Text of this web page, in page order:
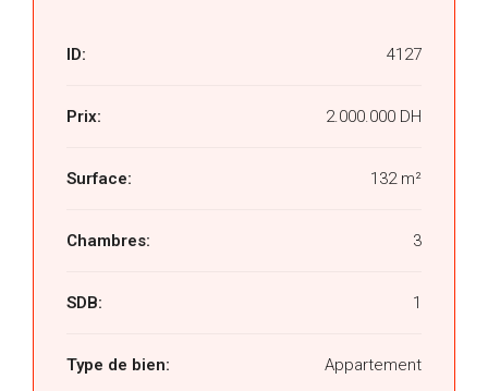
ID: 4127
Prix: 2.000.000 DH
Surface: 132 m²
Chambres: 3
SDB: 1
Type de bien: Appartement